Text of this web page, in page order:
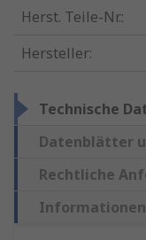
Herst. Teile-Nr.:
Hersteller:
Technische
Datenblätter
Rechtliche